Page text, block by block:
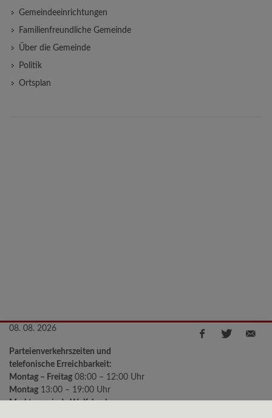
Gemeindeeinrichtungen
Familienfreundliche Gemeinde
Über die Gemeinde
Politik
Ortsplan
08. 08. 2026
Parteienverkehrszeiten und
telefonische Erreichbarkeit:
Montag – Freitag 08:00 – 12:00 Uhr
Montag 13:00 – 19:00 Uhr
Marktgemeinde Wolfsbach